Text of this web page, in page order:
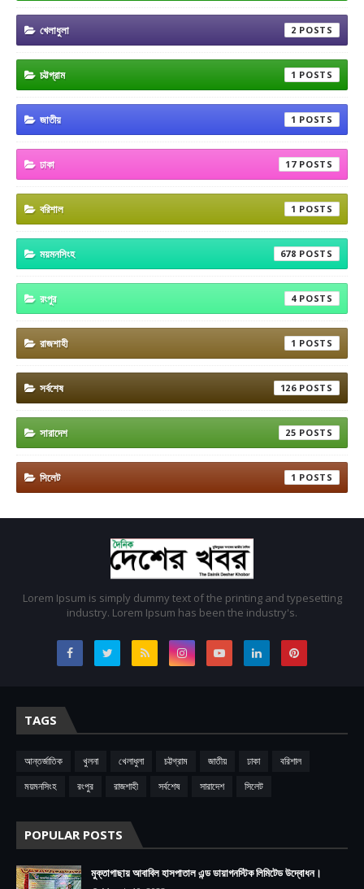
খেলাধুলা 2
চট্টগ্রাম 1
জাতীয় 1
ঢাকা 17
বরিশাল 1
ময়মনসিংহ 678
রংপুর 4
রাজশাহী 1
সর্বশেষ 126
সারাদেশ 25
সিলেট 1
Lorem Ipsum is simply dummy text of the printing and typesetting
industry. Lorem Ipsum has been the industry's.
TAGS
আন্তর্জাতিক খুলনা খেলাধুলা চট্টগ্রাম জাতীয় ঢাকা
বরিশাল
ময়মনসিংহ
রংপুর রাজশাহী সর্বশেষ সারাদেশ সিলেট
POPULAR POSTS
মুক্তাগাছায় আবাবিল হাসপাতাল এন্ড ডায়াগনস্টিক লিমিটেড উদ্বোধন।